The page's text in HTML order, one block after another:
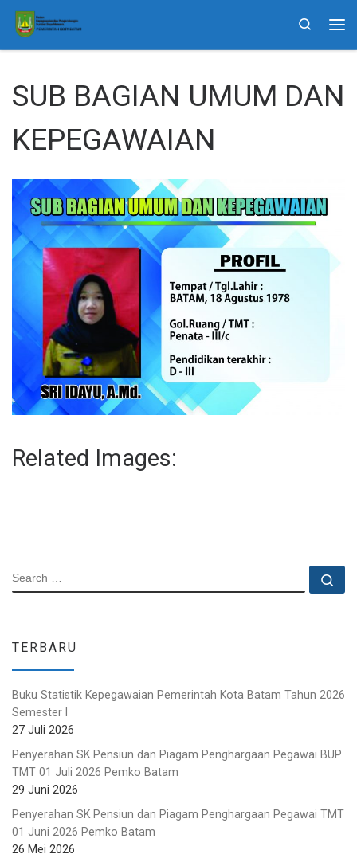
Skip to content
Search
SUB BAGIAN UMUM DAN
KEPEGAWAIAN
Related Images:
SEARCH
TERBARU
Buku Statistik Kepegawaian Pemerintah Kota Batam Tahun 2026
Semester I
27 Juli 2026
Penyerahan SK Pensiun dan Piagam Penghargaan Pegawai BUP
TMT 01 Juli 2026 Pemko Batam
29 Juni 2026
Penyerahan SK Pensiun dan Piagam Penghargaan Pegawai TMT
01 Juni 2026 Pemko Batam
26 Mei 2026